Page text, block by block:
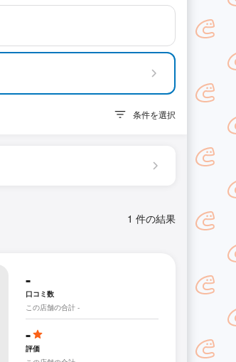
条件を選択
1 件の結果
-
口コミ数
この店舗の合計 -
-
評価